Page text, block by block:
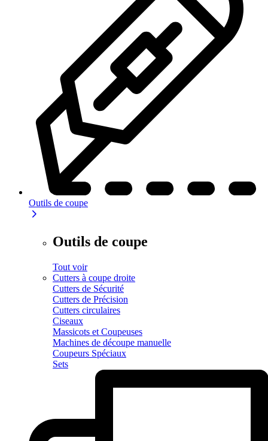
Outils de coupe
Outils de coupe
Tout voir
Cutters à coupe droite
Cutters de Sécurité
Cutters de Précision
Cutters circulaires
Ciseaux
Massicots et Coupeuses
Machines de découpe manuelle
Coupeurs Spéciaux
Sets